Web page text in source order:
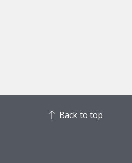
Back to top